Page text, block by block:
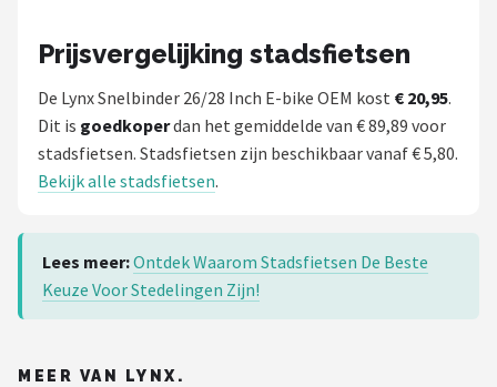
Alle merken →
Prijsvergelijking stadsfietsen
De Lynx Snelbinder 26/28 Inch E-bike OEM kost € 20,95.
Dit is goedkoperdan het gemiddelde van € 89,89 voor
stadsfietsen. Stadsfietsen zijn beschikbaar vanaf € 5,80.
Bekijk alle stadsfietsen.
Lees meer:Ontdek Waarom Stadsfietsen De Beste
Keuze Voor Stedelingen Zijn!
MEER VAN LYNX.